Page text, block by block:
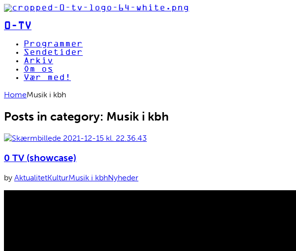
0-TV
Programmer
Sendetider
Arkiv
Om os
Vær med!
HomeMusik i kbh
Posts in category: Musik i kbh
0 TV (showcase)
by AktualitetKulturMusik i kbhNyheder